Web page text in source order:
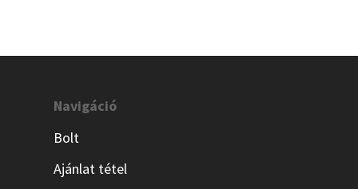
Navigáció
Bolt
Ajánlat tétel